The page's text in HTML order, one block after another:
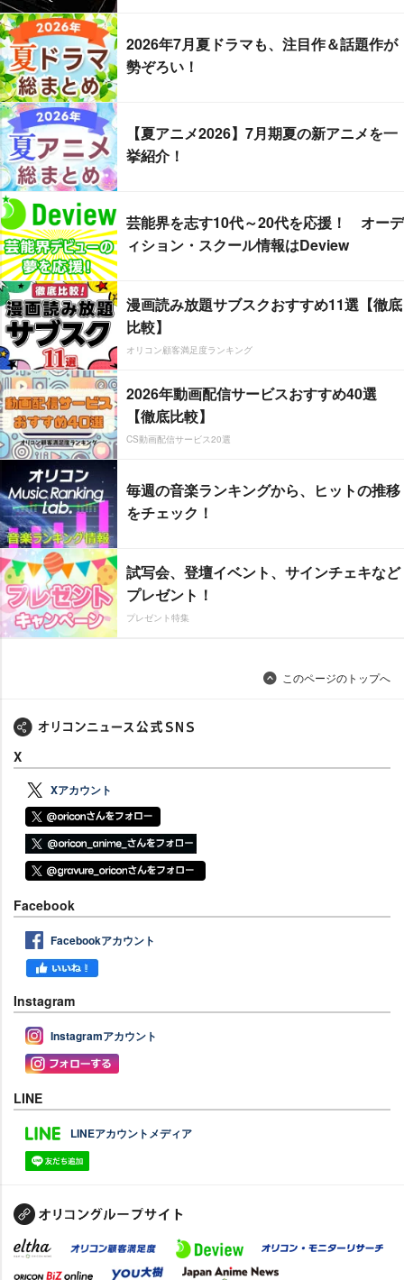
2026年7月夏ドラマも、注目作＆話題作が
勢ぞろい！
【夏アニメ2026】7月期夏の新アニメを一
挙紹介！
芸能界を志す10代～20代を応援！ オーデ
ィション・スクール情報はDeview
漫画読み放題サブスクおすすめ11選【徹底
比較】
オリコン顧客満足度ランキング
2026年動画配信サービスおすすめ40選
【徹底比較】
CS動画配信サービス20選
毎週の音楽ランキングから、ヒットの推移
をチェック！
試写会、登壇イベント、サインチェキなど
プレゼント！
プレゼント特集
このページのトップへ
X
Xアカウント
Facebook
Facebookアカウント
Instagram
Instagramアカウント
LINE
LINEアカウントメディア